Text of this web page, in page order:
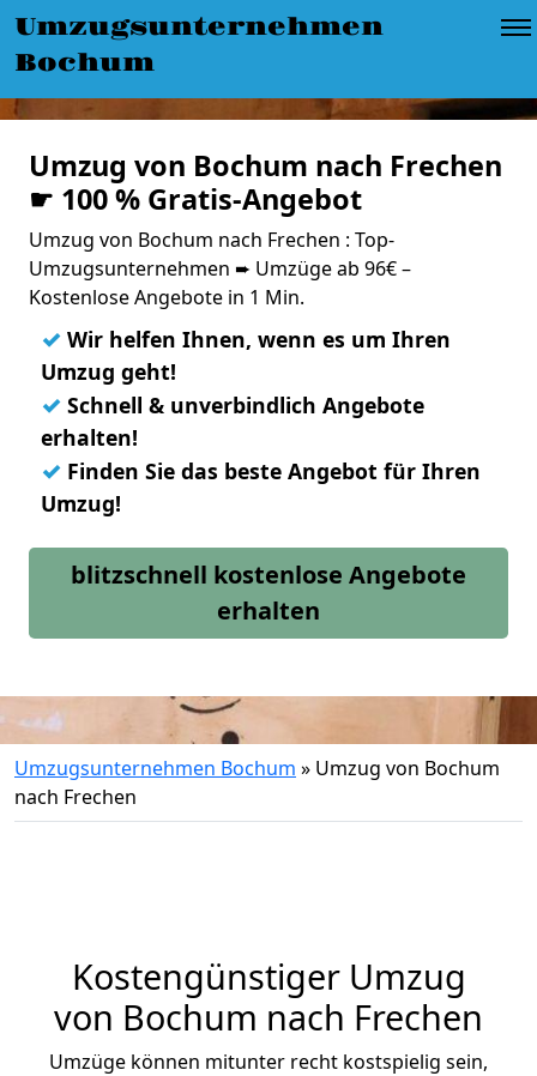
Umzugsunternehmen
Bochum
Umzug von Bochum nach Frechen
☛ 100 % Gratis-Angebot
Umzug von Bochum nach Frechen : Top-
Umzugsunternehmen ➨ Umzüge ab 96€ –
Kostenlose Angebote in 1 Min.
✓ Wir helfen Ihnen, wenn es um Ihren
Umzug geht!
✓ Schnell & unverbindlich Angebote
erhalten!
✓ Finden Sie das beste Angebot für Ihren
Umzug!
blitzschnell kostenlose Angebote
erhalten
Umzugsunternehmen Bochum » Umzug von Bochum
nach Frechen
Kostengünstiger Umzug
von Bochum nach Frechen
Umzüge können mitunter recht kostspielig sein,